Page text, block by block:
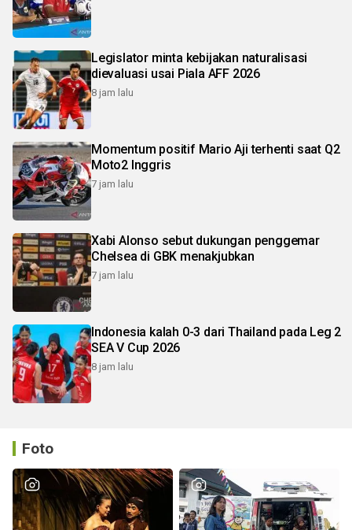
Legislator minta kebijakan naturalisasi
dievaluasi usai Piala AFF 2026
8 jam lalu
Momentum positif Mario Aji terhenti saat Q2
Moto2 Inggris
7 jam lalu
Xabi Alonso sebut dukungan penggemar
Chelsea di GBK menakjubkan
7 jam lalu
Indonesia kalah 0-3 dari Thailand pada Leg 2
SEA V Cup 2026
8 jam lalu
Foto